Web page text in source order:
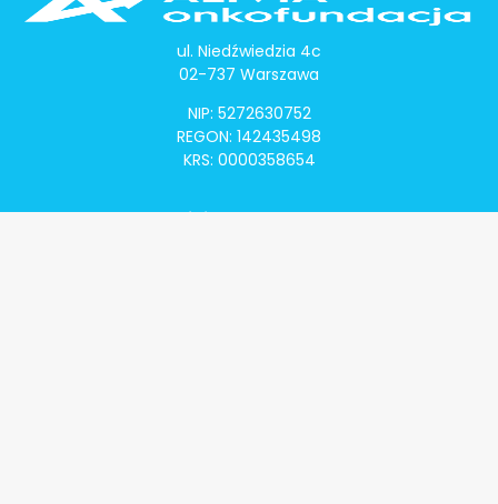
ul. Niedźwiedzia 4c
02-737 Warszawa
NIP: 5272630752
REGON: 142435498
KRS: 0000358654
Alivia Onkomapa